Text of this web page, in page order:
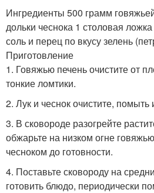
Ингредиенты 500 грамм
дольки чеснока 1 столовая
соль и перец по вкусу зелень
Приготовление
1. Говяжью печень очистите от
тонкие ломтики.
2. Лук и чеснок очистите, помыть
3. В сковороде разогрейте
обжарьте на низком огне
чесноком до готовности.
4. Поставьте сковороду на
готовить блюдо, периодически